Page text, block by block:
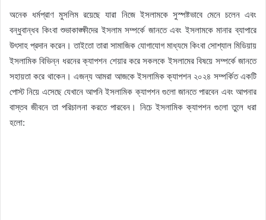
অনেক ধর্মপ্রাণ মুসলিম রয়েছে যারা নিজে ইসলামকে সুস্পষ্টভাবে মেনে চলেন এবং
বন্ধুবান্ধব কিংবা শুভাকাঙ্ক্ষীদের ইসলাম সম্পর্কে জানতে এবং ইসলামকে মানার ব্যাপারে
উৎসাহ প্রদান করেন। তাইতো তারা সামাজিক যোগাযোগ মাধ্যমে কিংবা সোশ্যাল মিডিয়ায়
ইসলামিক বিভিন্ন ধরনের ক্যাপশন শেয়ার করে সকলকে ইসলামের বিষয়ে সম্পর্কে জানতে
সহায়তা করে থাকেন। এজন্য আমরা আজকে ইসলামিক ক্যাপশন ২০২৪ সম্পর্কিত একটি
পোস্ট নিয়ে এসেছে যেখানে আপনি ইসলামিক ক্যাপশন গুলো জানতে পারবেন এবং আপনার
বাস্তব জীবনে তা পরিচালনা করতে পারবেন। নিচে ইসলামিক ক্যাপশন গুলো তুলে ধরা
হলো: